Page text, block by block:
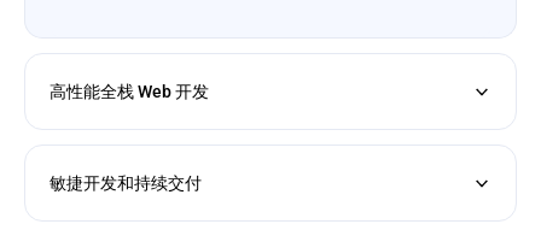
高性能全栈 Web 开发
敏捷开发和持续交付